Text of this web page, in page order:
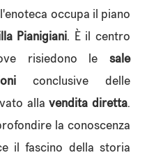
occupa il piano
Pianigiani. È il centro
risiedono le sale
conclusive delle
allavendita diretta.
la conoscenza
il fascino della storia